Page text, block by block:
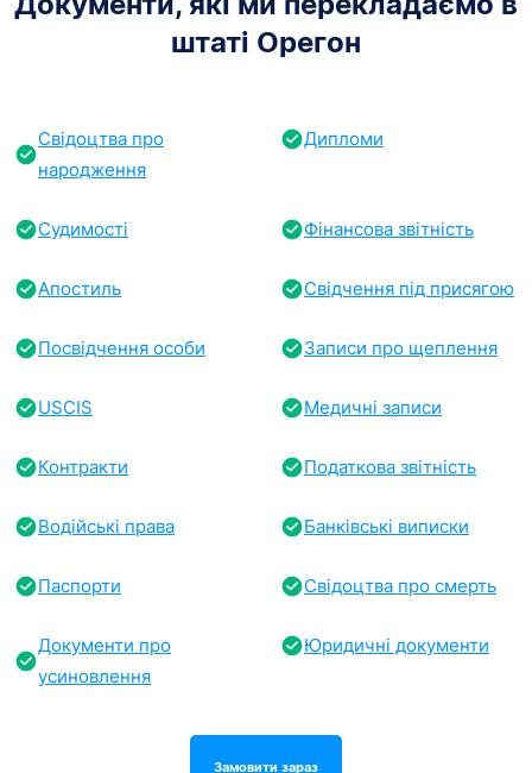
штаті Орегон
Свідоцтва про
народження
Дипломи
Судимості Фінансова звітність
Апостиль Свідчення під присягою
Посвідчення особи Записи про щеплення
USCIS Медичні записи
Контракти Податкова звітність
Водійські права Банківські виписки
Паспорти Свідоцтва про смерть
Документи про
усиновлення
Юридичні документи
Замовити зараз